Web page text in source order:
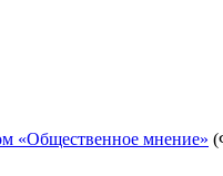
«Общественное мнение»